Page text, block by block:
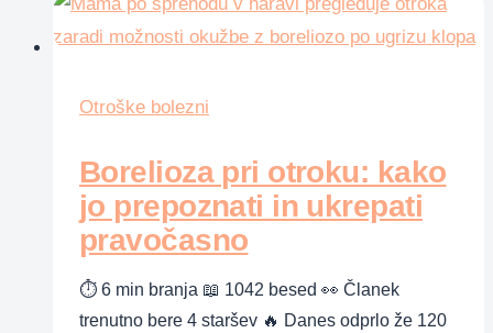
Otroške bolezni
Borelioza pri otroku: kako
jo prepoznati in ukrepati
pravočasno
⏱ 6 min branja 📖 1042 besed 👀 Članek
trenutno bere 4 staršev 🔥 Danes odprlo že 120